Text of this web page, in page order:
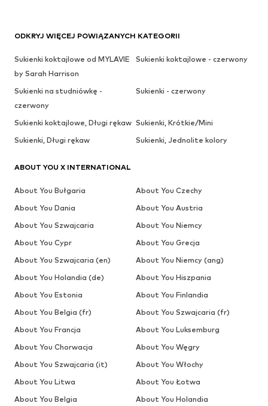
ODKRYJ WIĘCEJ POWIĄZANYCH KATEGORII
Sukienki koktajlowe od MYLAVIE
by Sarah Harrison
Sukienki koktajlowe - czerwony
Sukienki na studniówkę -
czerwony
Sukienki - czerwony
Sukienki koktajlowe, Długi rękaw Sukienki, Krótkie/Mini
Sukienki, Długi rękaw
Sukienki, Jednolite kolory
ABOUT YOU X INTERNATIONAL
About You Bułgaria
About You Czechy
About You Dania
About You Austria
About You Szwajcaria
About You Niemcy
About You Cypr
About You Grecja
About You Szwajcaria (en)
About You Niemcy (ang)
About You Holandia (de)
About You Hiszpania
About You Estonia
About You Finlandia
About You Belgia (fr)
About You Szwajcaria (fr)
About You Francja
About You Luksemburg
About You Chorwacja
About You Węgry
About You Szwajcaria (it)
About You Włochy
About You Litwa
About You Łotwa
About You Belgia
About You Holandia